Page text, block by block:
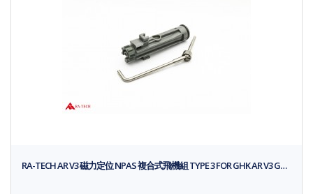
RA-TECH AR V3 磁力定位 NPAS 複合式飛機組 TYPE 3 FOR GHK AR V3 G…